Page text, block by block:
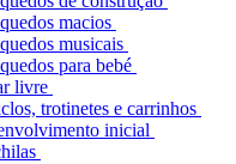
macios
musicais
para bebé
livre
trotinetes e carrinhos
inicial